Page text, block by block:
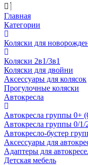
Главная
Категории
Коляски для
Коляски 2в1/3в1
Коляски для двойни
Аксессуары для колясок
Прогулочные коляски
Автокресла
Автокресла группы 0+
Автокресла группы 0/1/
Автокресло-бустер
Аксессуары для
Адаптеры для
Детская мебель